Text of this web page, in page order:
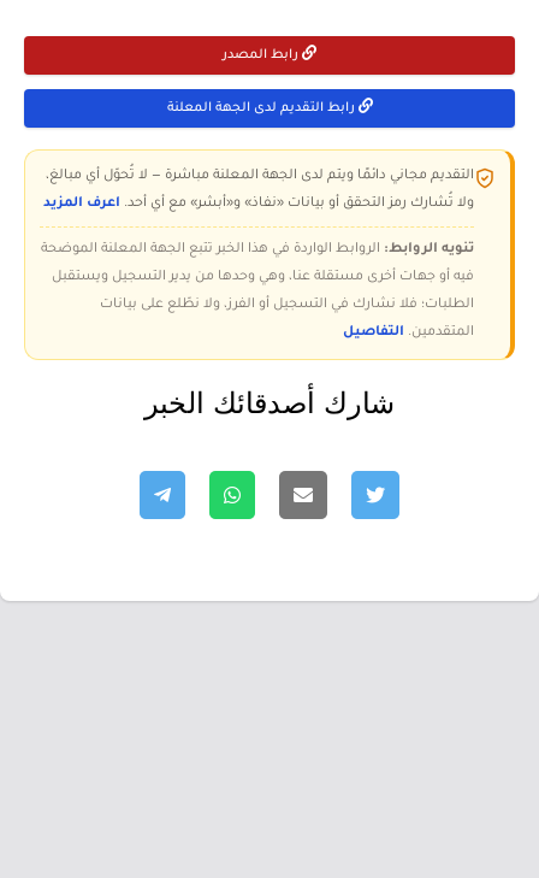
رابط المصدر
رابط التقديم لدى الجهة المعلنة
التقديم مجاني دائمًا ويتم لدى الجهة المعلنة مباشرة — لا تُحوّل أي مبالغ،
ولا تُشارك رمز التحقق أو بيانات «نفاذ» و«أبشر» مع أي أحد. اعرف المزيد
تنويه الروابط: الروابط الواردة في هذا الخبر تتبع الجهة المعلنة الموضحة
فيه أو جهات أخرى مستقلة عنا، وهي وحدها من يدير التسجيل ويستقبل
الطلبات؛ فلا نشارك في التسجيل أو الفرز، ولا نطّلع على بيانات
المتقدمين. التفاصيل
شارك أصدقائك الخبر